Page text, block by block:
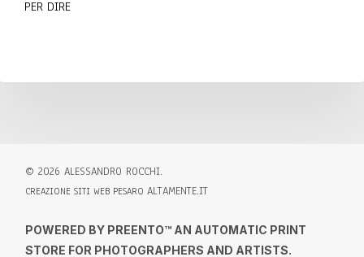
PER DIRE
©2026 ALESSANDRO ROCCHI.
CREAZIONE SITI WEB PESAROALTAMENTE.IT
POWERED BY PREENTO™ AN AUTOMATIC PRINT
STORE FOR PHOTOGRAPHERS AND ARTISTS.